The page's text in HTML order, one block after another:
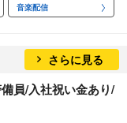
音楽配信
さらに見る
員/入社祝い金あり/